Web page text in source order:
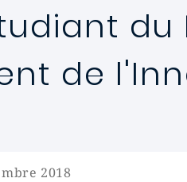
du
de
2018